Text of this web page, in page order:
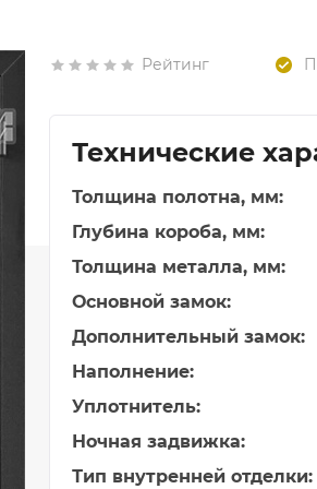
Коллекция «Мегаполис»
Коллекция «Под отделку»
Коллекция «Классика Эмаль»
Фабрика «AquaDoor»
Фабрика «Верда»
Фабрика «PORTA PRIMA»
Фабрика «VellDoris»
Коллекция "СТАЙЛ"
Коллекция "ЛИНИЯ"
Коллекция "НЕКСТ"
Коллекция "ДУПЛЕКС"
Рейтинг
Технические
Толщина полотна, мм:
Глубина короба, мм:
Толщина металла, мм:
Основной замок:
Дополнительный замок:
Наполнение:
Уплотнитель:
Ночная задвижка:
Тип внутренней отделки: